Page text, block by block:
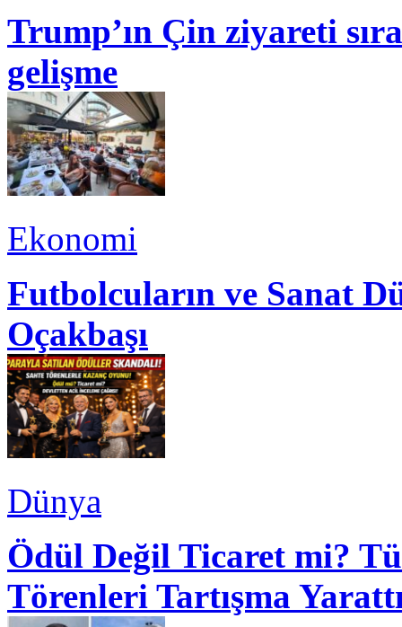
Trump’ın Çin ziyareti
gelişme
Ekonomi
Futbolcuların ve Sanat
Oçakbaşı
Dünya
Ödül Değil Ticaret mi?
Törenleri Tartışma